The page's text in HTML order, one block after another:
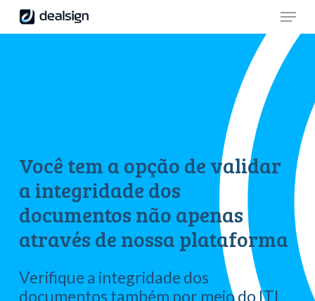
Skip
Menu
Você tem a opção de validar
a integridade dos
documentos não apenas
através de nossa plataforma
Verifique a integridade dos
documentos também por meiodo ITI
Close
Menu